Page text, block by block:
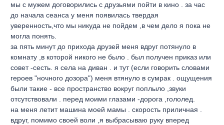
мы с мужем договорились с друзьями пойти в кино . за час
до начала сеанса у меня появилась твердая
уверенность,что мы никуда не пойдем ,в чем дело я пока не
могла понять.
за пять минут до прихода друзей меня вдруг потянуло в
комнату ,в которой никого не было . был получен приказ или
совет -сесть. я села на диван . и тут (если говорить словами
героев "ночного дозора") меня втянуло в сумрак . ощущения
были такие - все пространство вокруг поплыло ,звуки
отсутствовали . перед моими глазами -дорога ,гололед.
на меня летит машина моей мамы . скорость приличная .
вдруг, помимо своей воли ,я выбрасываю руку вперед